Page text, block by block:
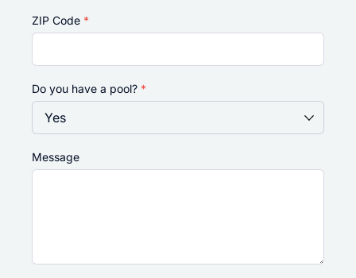
ZIP Code *
Do you have a pool? *
Message